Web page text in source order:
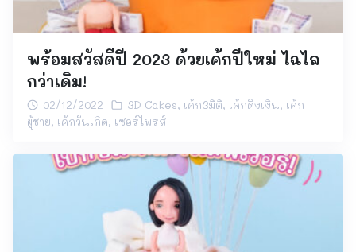
พร้อมสวัสดีปี 2023 ด้วยเค้กปีใหม่ ไฉไล
กว่าเดิม!
02/12/2022 3D Cakes, เค้ก3มิติ, เค้กดึงเงิน, เค้ก
ผู้ชาย, เค้กวันเกิด, เซอร์ไพรส์